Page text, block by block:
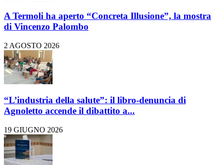
A Termoli ha aperto “Concreta Illusione”, la mostra
di Vincenzo Palombo
2 AGOSTO 2026
“L’industria della salute”: il libro-denuncia di
Agnoletto accende il dibattito a...
19 GIUGNO 2026